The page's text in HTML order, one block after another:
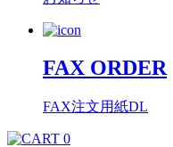
FAX ORDER
FAX注文用紙DL
0